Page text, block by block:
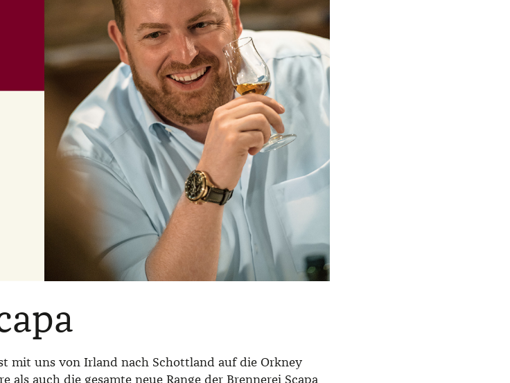
mit uns von Irland nach Schottland auf die Orkney
als auch die gesamte neue Range der Brennerei Scapa